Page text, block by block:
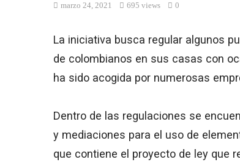
marzo 24, 2021 695 views 0
La iniciativa busca regular algunos
de colombianos en sus casas con
ha sido acogida por numerosas
Dentro de las regulaciones se
y mediaciones para el uso de
que contiene el proyecto de ley que